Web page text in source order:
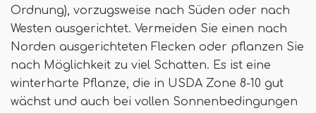
Ordnung), vorzugsweise nach Süden oder nach
Westen ausgerichtet. Vermeiden Sie einen nach
Norden ausgerichteten Flecken oder pflanzen Sie
nach Möglichkeit zu viel Schatten. Es ist eine
winterharte Pflanze, die in USDA Zone 8-10 gut
wächst und auch bei vollen Sonnenbedingungen